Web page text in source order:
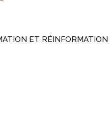
ET RÉINFORMATION